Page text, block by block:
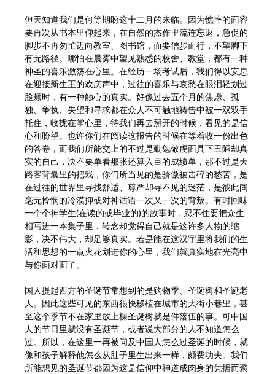
但天知道我们是何等期盼这十二月的来临。因为憔悴的面容
要再次从书本里仰起来，在自然的杰作里流连忘返，急促的
脚步不再匆忙迈向教室、图书馆，而要信步而行，不望脚下
有无路径。哪怕在晨雾中望见熟悉的校舍、教堂，都有一种
神圣的喜乐激荡在心里。在经历一场考试后，我们得以安息
在迎接新生王的欢庆声中，过往的喜乐与哀愁在眼泪轻划过
脸颊时，有一种触心的真实。好像过去五个月的焦虑、孤
独、争执、失望和寻求都在众人不可触地祷告中被一双双手
托住，收拢在掌心里，待我们再去掰开的时候，看见的是信
心和盼望。也许你们在阅读这报告的时候在等着收一份出色
的答卷，而我们所能交上的不过是勤勉敬虔面具下丑陋却真
实的自己，决不要单看那张还算入目的成绩单，那不过是天
路客背囊里的把戏，你们所当见的是骄傲被击碎的愁苦，是
在过往的世界里寻找舒适、尊严却寻不见的迷茫，是彼此间
毫无怜悯的冷漠抑或对神话语一次又一次的背叛。有时回味
一个个神学生(在读的或毕业的)的故事时，忍不住要把众生
相写进一本集子里，转念却觉得自己就是这许多人物的缩
影，决不伟大，却足够真实。若是能在这汉字里将我们的生
活和思想的一点火花划进你的心里，我们就真实地在光亮中
与你面对面了。
国人提起西方的圣诞节常想到的是购物季、圣诞树和圣诞老
人。因此这些可见的东西很快移植在城市的大街小巷里，甚
至这个季节不在家里放上棵圣诞树就是件落伍的事。可中国
人的节日里就没有圣诞节，或者说大部分的人不知道怎么
过。所以，在这里一再被问及中国人怎么过圣诞的时候，就
像和孩子解释他怎么从肚子里生出来一样，颇费功夫。我们
所能想见的圣诞节都因为这是信仰中神道成肉身的凭据而聚